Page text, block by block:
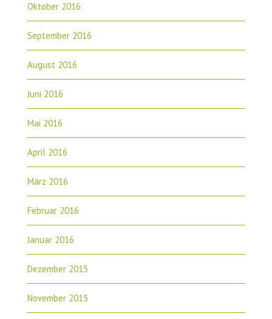
Oktober 2016
September 2016
August 2016
Juni 2016
Mai 2016
April 2016
März 2016
Februar 2016
Januar 2016
Dezember 2015
November 2015